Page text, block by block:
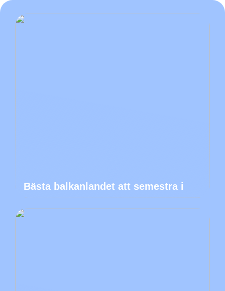
Bästa balkanlandet att semestra i